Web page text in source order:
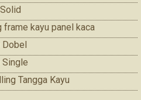
frame kayu panel kaca
Single
Tangga Kayu